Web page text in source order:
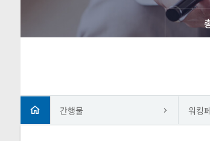
간행물 워킹